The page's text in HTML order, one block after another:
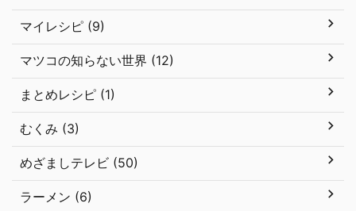
マイレシピ (9)
マツコの知らない世界 (12)
まとめレシピ (1)
むくみ (3)
めざましテレビ (50)
ラーメン (6)